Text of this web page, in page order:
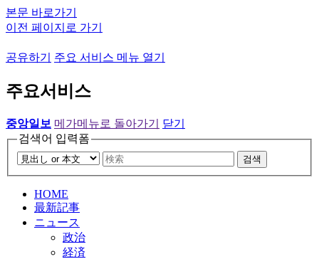
본문 바로가기
이전 페이지로 가기
공유하기 주요 서비스 메뉴 열기
주요서비스
중앙일보 메가메뉴로 돌아가기
닫기
검색어 입력폼
검색
HOME
最新記事
ニュース
政治
経済